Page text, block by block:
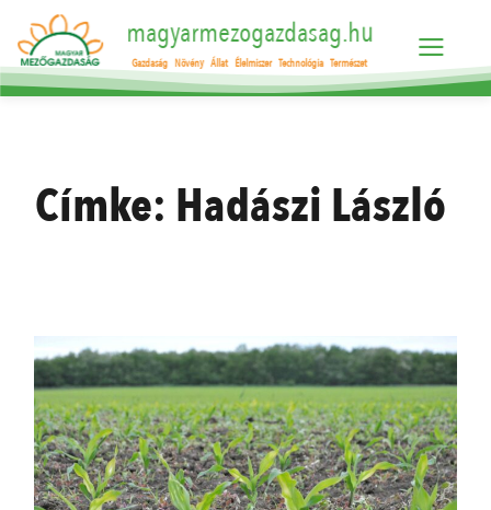
magyarmezogazdasag.hu
Gazdaság Növény Állat Élelmiszer Technológia Természet
Címke: Hadászi László